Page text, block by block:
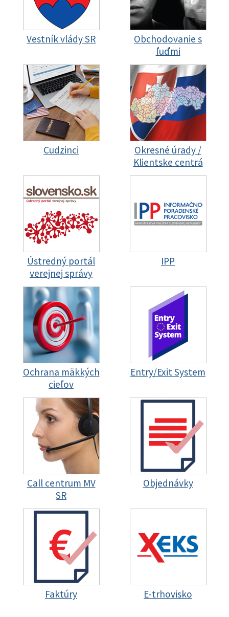
Vestník vlády SR
Obchodovanie s
ľuďmi
Cudzinci
Okresné úrady /
Klientske centrá
Ústredný portál
verejnej správy
IPP
Ochrana mäkkých
cieľov
Entry/Exit System
Call centrum MV
SR
Objednávky
Faktúry E-trhovisko